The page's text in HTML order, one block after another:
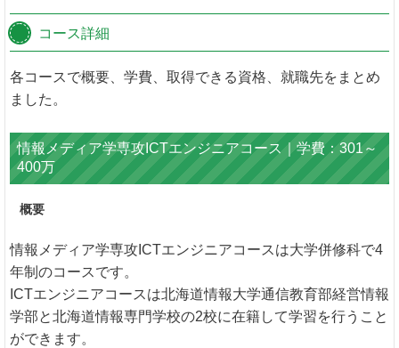
コース詳細
各コースで概要、学費、取得できる資格、就職先をまとめ
ました。
情報メディア学専攻ICTエンジニアコース｜学費：301～
400万
概要
情報メディア学専攻ICTエンジニアコースは大学併修科で4
年制のコースです。
ICTエンジニアコースは北海道情報大学通信教育部経営情報
学部と北海道情報専門学校の2校に在籍して学習を行うこと
ができます。